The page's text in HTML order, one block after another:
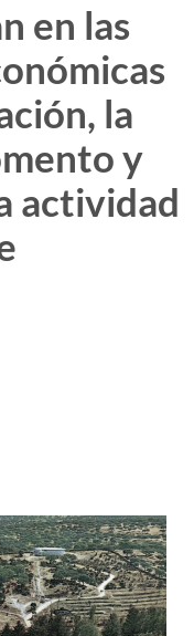
en las
la
y
actividad